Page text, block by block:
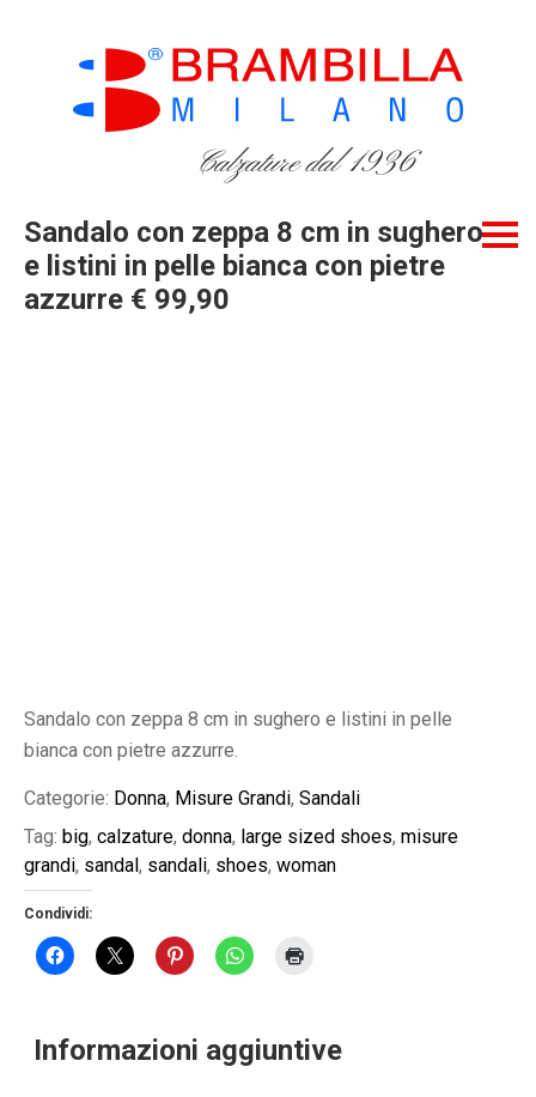
Calzature dal 1936
Sandalo con zeppa 8 cm in sughero
e listini in pelle bianca con pietre
azzurre € 99,90
Sandalo con zeppa 8 cm in sughero e listini in pelle
bianca con pietre azzurre.
Categorie: Donna, Misure Grandi, Sandali
Tag: big, calzature, donna, large sized shoes, misure
grandi, sandal, sandali, shoes, woman
Condividi:
Informazioni aggiuntive